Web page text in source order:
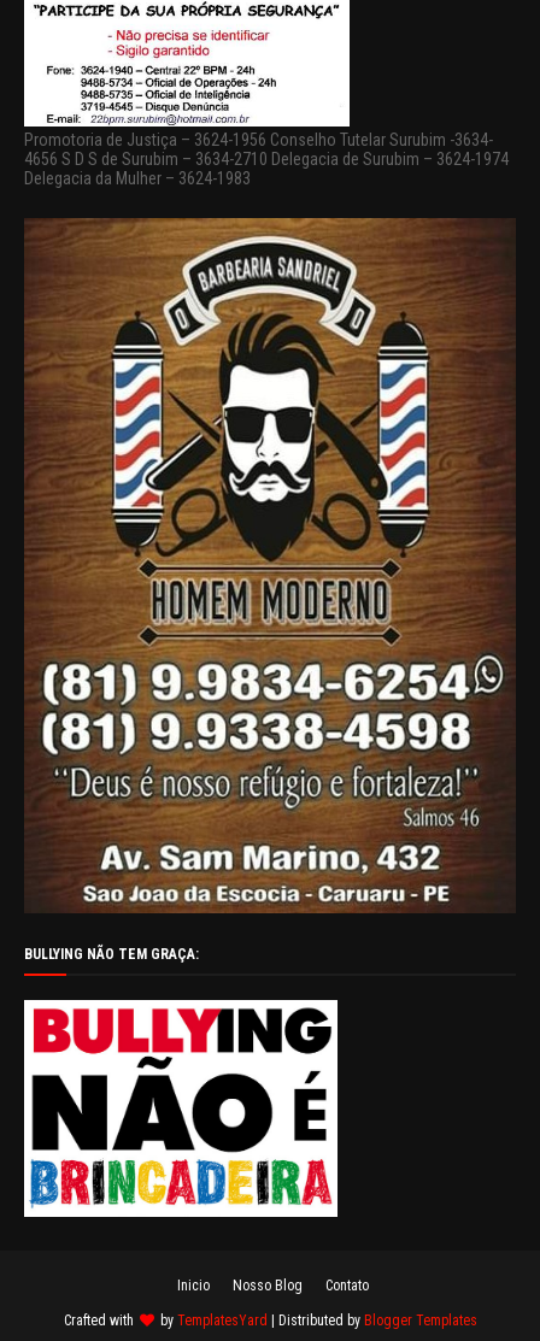
Promotoria de Justiça – 3624-1956 Conselho Tutelar Surubim -3634-
4656 S D S de Surubim – 3634-2710 Delegacia de Surubim – 3624-1974
Delegacia da Mulher – 3624-1983
BULLYING NÃO TEM GRAÇA:
Inicio Nosso Blog Contato
Crafted with by TemplatesYard | Distributed by Blogger Templates